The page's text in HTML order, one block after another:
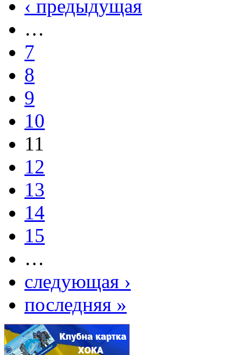
‹ предыдущая
…
7
8
9
10
11
12
13
14
15
…
следующая ›
последняя »